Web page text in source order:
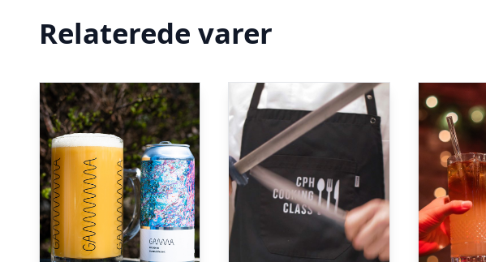
Relaterede varer